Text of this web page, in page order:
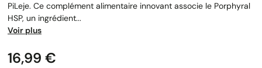
PiLeje. Ce complément alimentaire innovant associe le Porphyral
HSP, un ingrédient...
Voir plus
Prix
16,99 €